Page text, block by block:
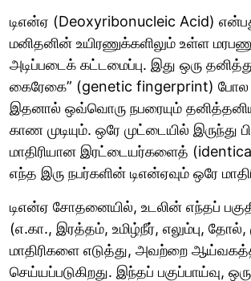
டிஎன்ஏ (Deoxyribonucleic Acid)
மனிதனின் உயிரணுக்களிலும் உள்ள
அடிப்படைக் கட்டமைப்பு. இது ஒரு
கைரேகை” (genetic fingerprint) போல
இதனால் ஒவ்வொரு நபரையும்
காண முடியும். ஒரே முட்டையில் இருந்து
மாதிரியான இரட்டையர்களைத்
எந்த இரு நபர்களின் டிஎன்ஏவும் ஒரே
டிஎன்ஏ சோதனையில், உடலின் எந்தப்
(எ.கா., இரத்தம், உமிழ்நீர், எலும்பு, தோல்,
மாதிரிகளை எடுத்து, அவற்றை
செய்யப்படுகிறது. இந்தப் பகுப்பாய்வு,